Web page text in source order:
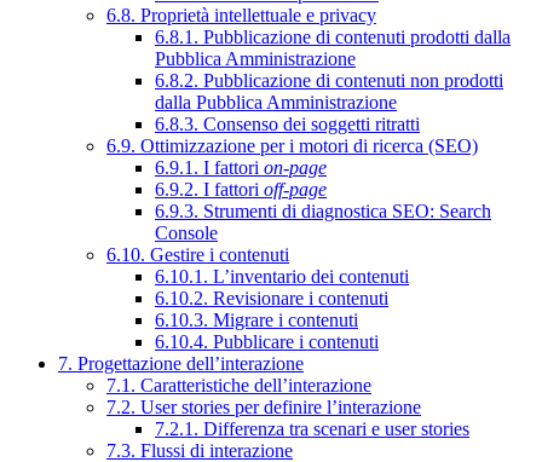
6.8. Proprietà intellettuale e privacy
6.8.1. Pubblicazione di contenuti prodotti dalla
Pubblica Amministrazione
6.8.2. Pubblicazione di contenuti non prodotti
dalla Pubblica Amministrazione
6.8.3. Consenso dei soggetti ritratti
6.9. Ottimizzazione per i motori di ricerca (SEO)
6.9.1. I fattori on-page
6.9.2. I fattori off-page
6.9.3. Strumenti di diagnostica SEO: Search
Console
6.10. Gestire i contenuti
6.10.1. L’inventario dei contenuti
6.10.2. Revisionare i contenuti
6.10.3. Migrare i contenuti
6.10.4. Pubblicare i contenuti
7. Progettazione dell’interazione
7.1. Caratteristiche dell’interazione
7.2. User stories per definire l’interazione
7.2.1. Differenza tra scenari e user stories
7.3. Flussi di interazione